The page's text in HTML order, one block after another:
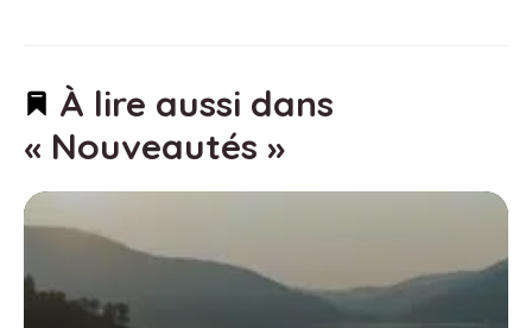
À lire aussi dans
« Nouveautés »